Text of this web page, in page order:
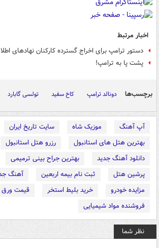
اخبار مرتبط
دستور ترامپ برای اخراج گسترده کارکنان نهادهای
پشت پا به ترامپ!
برچسب‌ها دونالد ترامپ کاخ سفید تولسی گابارد
آپ آهنگ موزیک شاه
سایت تاریخ ایران
بهترین هتل های استانبول
رزرو هتل استانبول
دانلود آهنگ جدید
بهترین جراح بینی ترمیمی
پرشین هتل
ثبت نام بیمه اربعین
آهنگ
مزایده خودرو
خرید بلیط استخر
قیمت
فروشنده مواد شیمیایی
نظر شما